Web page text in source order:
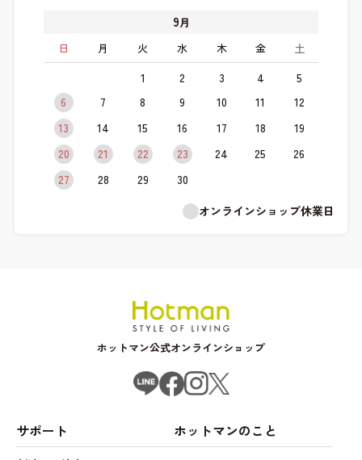
9月
日
月 火 水 木 金 土
1 2 3 4
5
6
7 8 9 10 11
12
13
14 15 16 17 18
19
20
21 22 23 24 25
26
27
28 29
30
オンラインショップ休業日
ホットマン公式オンラインショップ
サポート ホットマンのこと